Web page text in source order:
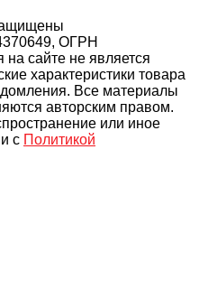
ОГРН
сайте не является
характеристики товара
Все материалы
авторским правом.
или иное
с Политикой